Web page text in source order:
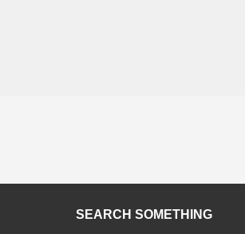
SEARCH SOMETHING